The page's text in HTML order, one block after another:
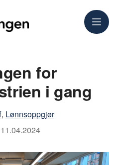
Meny
for
i gang
, Lønnsoppgjør
11.04.2024